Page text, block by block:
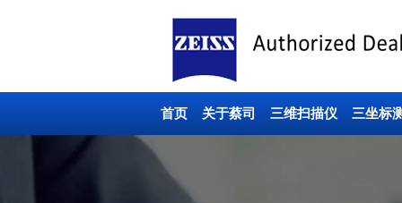
首页 关于蔡司 三维扫描仪 三坐标